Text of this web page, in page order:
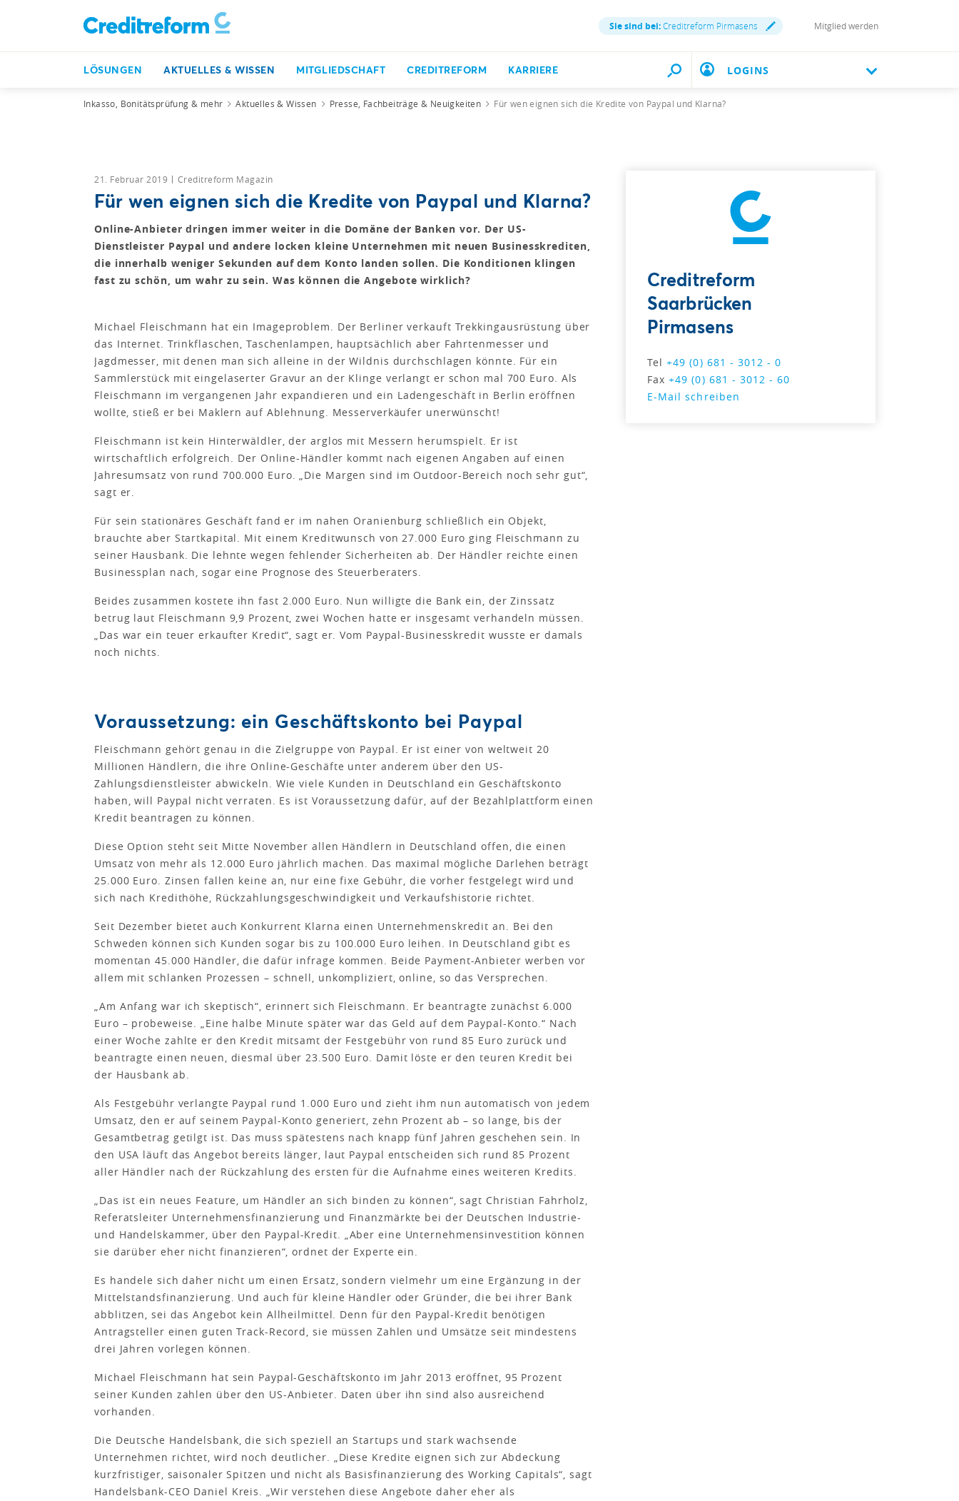
Sie sind bei:Creditreform Pirmasens Mitglied werden
LÖSUNGEN AKTUELLES & WISSEN MITGLIEDSCHAFT CREDITREFORM KARRIERE LOGINS
Inkasso, Bonitätsprüfung & mehr Aktuelles & Wissen Presse, Fachbeiträge & Neuigkeiten Für wen eignen sich die Kredite von Paypal und Klarna?
21. Februar 2019 Creditreform Magazin
Für wen eignen sich die Kredite von Paypal und Klarna?
Online-Anbieter dringen immer weiter in die Domäne der Banken vor. Der US-
Dienstleister Paypal und andere locken kleine Unternehmen mit neuen Businesskrediten,
die innerhalb weniger Sekunden auf dem Konto landen sollen. Die Konditionen klingen
fast zu schön, um wahr zu sein. Was können die Angebote wirklich?
Michael Fleischmann hat ein Imageproblem. Der Berliner verkauft Trekkingausrüstung über
das Internet. Trinkflaschen, Taschenlampen, hauptsächlich aber Fahrtenmesser und
Jagdmesser, mit denen man sich alleine in der Wildnis durchschlagen könnte. Für ein
Sammlerstück mit eingelaserter Gravur an der Klinge verlangt er schon mal 700 Euro. Als
Fleischmann im vergangenen Jahr expandieren und ein Ladengeschäft in Berlin eröffnen
wollte, stieß er bei Maklern auf Ablehnung. Messerverkäufer unerwünscht!
Fleischmann ist kein Hinterwäldler, der arglos mit Messern herumspielt. Er ist
wirtschaftlich erfolgreich. Der Online-Händler kommt nach eigenen Angaben auf einen
Jahresumsatz von rund 700.000 Euro. „Die Margen sind im Outdoor-Bereich noch sehr gut“,
sagt er.
Für sein stationäres Geschäft fand er im nahen Oranienburg schließlich ein Objekt,
brauchte aber Startkapital. Mit einem Kreditwunsch von 27.000 Euro ging Fleischmann zu
seiner Hausbank. Die lehnte wegen fehlender Sicherheiten ab. Der Händler reichte einen
Businessplan nach, sogar eine Prognose des Steuerberaters.
Beides zusammen kostete ihn fast 2.000 Euro. Nun willigte die Bank ein, der Zinssatz
betrug laut Fleischmann 9,9 Prozent, zwei Wochen hatte er insgesamt verhandeln müssen.
„Das war ein teuer erkaufter Kredit“, sagt er. Vom Paypal-Businesskredit wusste er damals
noch nichts.
Voraussetzung: ein Geschäftskonto bei Paypal
Fleischmann gehört genau in die Zielgruppe von Paypal. Er ist einer von weltweit 20
Millionen Händlern, die ihre Online-Geschäfte unter anderem über den US-
Zahlungsdienstleister abwickeln. Wie viele Kunden in Deutschland ein Geschäftskonto
haben, will Paypal nicht verraten. Es ist Voraussetzung dafür, auf der Bezahlplattform einen
Kredit beantragen zu können.
Diese Option steht seit Mitte November allen Händlern in Deutschland offen, die einen
Umsatz von mehr als 12.000 Euro jährlich machen. Das maximal mögliche Darlehen beträgt
25.000 Euro. Zinsen fallen keine an, nur eine fixe Gebühr, die vorher festgelegt wird und
sich nach Kredithöhe, Rückzahlungsgeschwindigkeit und Verkaufshistorie richtet.
Seit Dezember bietet auch Konkurrent Klarna einen Unternehmenskredit an. Bei den
Schweden können sich Kunden sogar bis zu 100.000 Euro leihen. In Deutschland gibt es
momentan 45.000 Händler, die dafür infrage kommen. Beide Payment-Anbieter werben vor
allem mit schlanken Prozessen – schnell, unkompliziert, online, so das Versprechen.
„Am Anfang war ich skeptisch“, erinnert sich Fleischmann. Er beantragte zunächst 6.000
Euro – probeweise. „Eine halbe Minute später war das Geld auf dem Paypal-Konto.“ Nach
einer Woche zahlte er den Kredit mitsamt der Festgebühr von rund 85 Euro zurück und
beantragte einen neuen, diesmal über 23.500 Euro. Damit löste er den teuren Kredit bei
der Hausbank ab.
Als Festgebühr verlangte Paypal rund 1.000 Euro und zieht ihm nun automatisch von jedem
Umsatz, den er auf seinem Paypal-Konto generiert, zehn Prozent ab – so lange, bis der
Gesamtbetrag getilgt ist. Das muss spätestens nach knapp fünf Jahren geschehen sein. In
den USA läuft das Angebot bereits länger, laut Paypal entscheiden sich rund 85 Prozent
aller Händler nach der Rückzahlung des ersten für die Aufnahme eines weiteren Kredits.
„Das ist ein neues Feature, um Händler an sich binden zu können“, sagt Christian Fahrholz,
Referatsleiter Unternehmensfinanzierung und Finanzmärkte bei der Deutschen Industrie-
und Handelskammer, über den Paypal-Kredit. „Aber eine Unternehmensinvestition können
sie darüber eher nicht finanzieren“, ordnet der Experte ein.
Es handele sich daher nicht um einen Ersatz, sondern vielmehr um eine Ergänzung in der
Mittelstandsfinanzierung. Und auch für kleine Händler oder Gründer, die bei ihrer Bank
abblitzen, sei das Angebot kein Allheilmittel. Denn für den Paypal-Kredit benötigen
Antragsteller einen guten Track-Record, sie müssen Zahlen und Umsätze seit mindestens
drei Jahren vorlegen können.
Michael Fleischmann hat sein Paypal-Geschäftskonto im Jahr 2013 eröffnet, 95 Prozent
seiner Kunden zahlen über den US-Anbieter. Daten über ihn sind also ausreichend
vorhanden.
Die Deutsche Handelsbank, die sich speziell an Startups und stark wachsende
Unternehmen richtet, wird noch deutlicher. „Diese Kredite eignen sich zur Abdeckung
kurzfristiger, saisonaler Spitzen und nicht als Basisfinanzierung des Working Capitals“, sagt
Handelsbank-CEO Daniel Kreis. „Wir verstehen diese Angebote daher eher als
Creditreform
Saarbrücken
Pirmasens
Tel+49 (0) 681 - 3012 - 0
Fax+49 (0) 681 - 3012 - 60
E-Mail schreiben